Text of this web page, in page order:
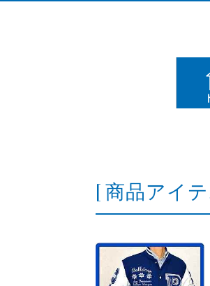
[ 商品アイ